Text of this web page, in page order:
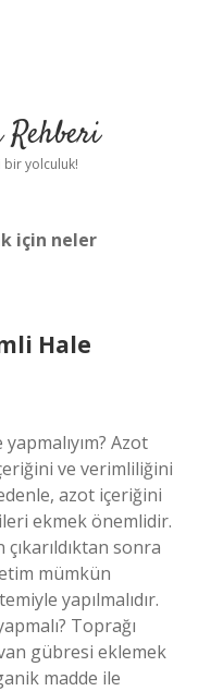
yolculuk!
için neler
Hale
Azot
ve verimliliğini
azot içeriğini
ekmek önemlidir.
sonra
mümkün
yapılmalıdır.
Toprağı
gübresi eklemek
madde ile